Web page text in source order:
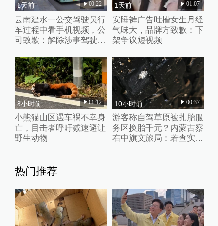
1天前 00:22
云南建水一公交驾驶员行
车过程中看手机视频，公
司致歉：解除涉事驾驶员
1天前 01:07
安睡裤广告吐槽女生月经
气味大，品牌方致歉：下
架争议短视频
8小时前 01:12
小熊猫山区遇车祸不幸身
亡，目击者呼吁减速避让
野生动物
10小时前 00:37
游客称自驾草原被扎胎服
务区换胎千元？内蒙古察
右中旗文旅局：若查实人
热门推荐